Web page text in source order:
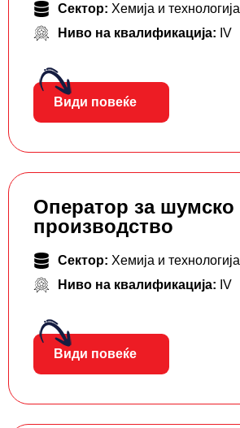
Сектор: Хемија и технологија
Ниво на квалификација: IV
Види повеќе
Оператор за шумско
производство
Сектор: Хемија и технологија
Ниво на квалификација: IV
Види повеќе